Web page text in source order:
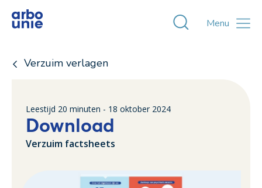
Toggle
Menu
Verzuim verlagen
Leestijd 20 minuten - 18 oktober 2024
Download
Verzuim factsheets